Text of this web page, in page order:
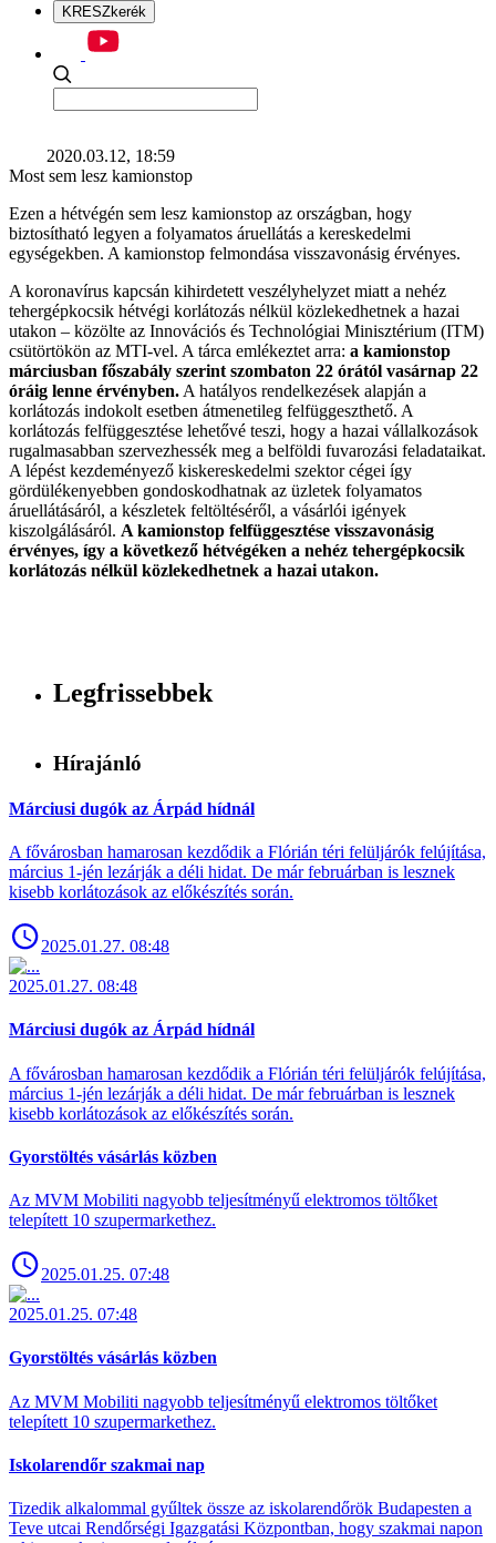
KRESZkerék
2020.03.12, 18:59
Most sem lesz kamionstop
Ezen a hétvégén sem lesz kamionstop az országban, hogy
biztosítható legyen a folyamatos áruellátás a kereskedelmi
egységekben. A kamionstop felmondása visszavonásig érvényes.
A koronavírus kapcsán kihirdetett veszélyhelyzet miatt a nehéz
tehergépkocsik hétvégi korlátozás nélkül közlekedhetnek a hazai
utakon – közölte az Innovációs és Technológiai Minisztérium (ITM)
csütörtökön az MTI-vel. A tárca emlékeztet arra: a kamionstop
márciusban főszabály szerint szombaton 22 órától vasárnap 22
óráig lenne érvényben. A hatályos rendelkezések alapján a
korlátozás indokolt esetben átmenetileg felfüggeszthető. A
korlátozás felfüggesztése lehetővé teszi, hogy a hazai vállalkozások
rugalmasabban szervezhessék meg a belföldi fuvarozási feladataikat.
A lépést kezdeményező kiskereskedelmi szektor cégei így
gördülékenyebben gondoskodhatnak az üzletek folyamatos
áruellátásáról, a készletek feltöltéséről, a vásárlói igények
kiszolgálásáról. A kamionstop felfüggesztése visszavonásig
érvényes, így a következő hétvégéken a nehéz tehergépkocsik
korlátozás nélkül közlekedhetnek a hazai utakon.
Legfrissebbek
Hírajánló
Márciusi dugók az Árpád hídnál
A fővárosban hamarosan kezdődik a Flórián téri felüljárók felújítása,
március 1-jén lezárják a déli hidat. De már februárban is lesznek
kisebb korlátozások az előkészítés során.
2025.01.27. 08:48
2025.01.27. 08:48
Márciusi dugók az Árpád hídnál
A fővárosban hamarosan kezdődik a Flórián téri felüljárók felújítása,
március 1-jén lezárják a déli hidat. De már februárban is lesznek
kisebb korlátozások az előkészítés során.
Gyorstöltés vásárlás közben
Az MVM Mobiliti nagyobb teljesítményű elektromos töltőket
telepített 10 szupermarkethez.
2025.01.25. 07:48
2025.01.25. 07:48
Gyorstöltés vásárlás közben
Az MVM Mobiliti nagyobb teljesítményű elektromos töltőket
telepített 10 szupermarkethez.
Iskolarendőr szakmai nap
Tizedik alkalommal gyűltek össze az iskolarendőrök Budapesten a
Teve utcai Rendőrségi Igazgatási Központban, hogy szakmai napon